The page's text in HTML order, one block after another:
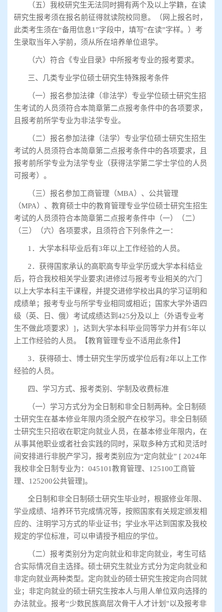
（五）我校研究生无法同时拥有两个及以上学籍，在读
研究生报考须在报名前征得就读院校同意。（网上报名时，
此类考生须在“备用信息1”字段中，填写“在读”字样。）考
生录取当年入学前，须从所在培养单位退学。
（六）符合《专业目录》中所报考专业的报考要求。
三、几类专业学位硕士研究生特殊报考条件
（一）报名参加法律（非法学）专业学位硕士研究生招
生考试的人员须符合本简章第二点报考条件中的各项要求，
且报考前所学专业为非法学专业。
（二）报名参加法律（法学）专业学位硕士研究生招生
考试的人员须符合本简章第二点报考条件中的各项要求，且
报考前所学专业为法学专业（获得法学第二学士学位的人员
可报考）。
（三）报名参加工商管理（MBA ）、公共管理
（MPA ）、教育硕士中的教育管理专业学位硕士研究生招生
考试的人员须符合本简章第二点报考条件中（一）（二）
（三）（六）各项要求，且须符合下列条件之一：
1 ．大学本科毕业后有3年以上工作经验的人员。
2．获得国家承认的高职高专毕业学历或大学本科结业
后，符合我校相关学业要求[进修过与报考专业相关的六门
以上大学本科主干课程，并提交进修学校出具的学习证明和
成绩单；报考专业与所学专业相同或相近；国家大学外语四
级（英、日、俄）考试成绩达到 425分及以上（外语专业考
生不做此项要求） ]，达到大学本科毕业同等学力并有5年以
上工作经验的人员。【教育管理专业不适用此条件】
3．获得硕士、博士研究生学历或学位后有2年以上工作
经验的人员。
四、学习方式、报考类别、学制及收费标准
（一）学习方式分为全日制和非全日制两种。全日制硕
士研究生在基本修业年限内须全脱产在校学习。非全日制硕
士研究生只招收在职定向就业人员，在基本修业年限内，在
从事其他职业或者社会实践的同时，采取多种方式和灵活时
间安排进行非脱产学习，报考类别应为“定向就业” [ 2024年
我校非全日制专业为： 045101教育管理、 125100工商管
理、 125200公共管理]。
全日制和非全日制硕士研究生毕业时，根据修业年限、
学业成绩、培养环节完成情况等，按照国家有关规定颁发相
应的、注明学习方式的毕业证书；学业水平达到国家及我校
规定的学位标准，可以申请授予相应的学位。
（二）报考类别分为定向就业和非定向就业，考生可结
合实际情况自主选择。硕士研究生就业方式分为定向就业和
非定向就业两种类型。定向就业的硕士研究生按定向合同就
业；非定向就业的硕士研究生按本人与用人单位双向选择的
办法就业。报考“少数民族高层次骨干人才计划 ”以及报考非